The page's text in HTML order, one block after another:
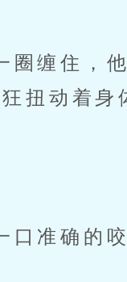
缠住，他
扭动着身
准确的咬